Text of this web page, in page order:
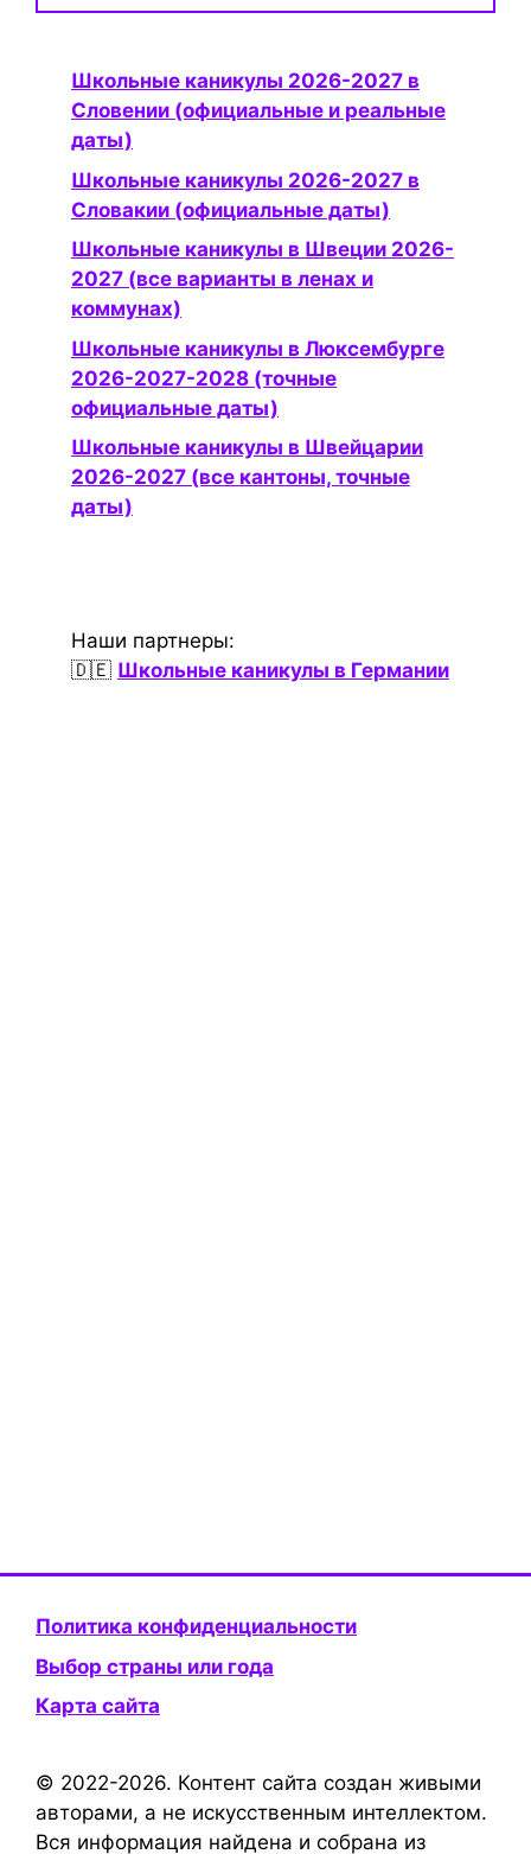
Школьные каникулы 2026-2027 в
Словении (официальные и реальные
даты)
Школьные каникулы 2026-2027 в
Словакии (официальные даты)
Школьные каникулы в Швеции 2026-
2027 (все варианты в ленах и
коммунах)
Школьные каникулы в Люксембурге
2026-2027-2028 (точные
официальные даты)
Школьные каникулы в Швейцарии
2026-2027 (все кантоны, точные
даты)
Наши партнеры:
🇩🇪 Школьные каникулы в Германии
Политика конфиденциальности
Выбор страны или года
Карта сайта
© 2022-2026. Контент сайта создан живыми
авторами, а не искусственным интеллектом.
Вся информация найдена и собрана из